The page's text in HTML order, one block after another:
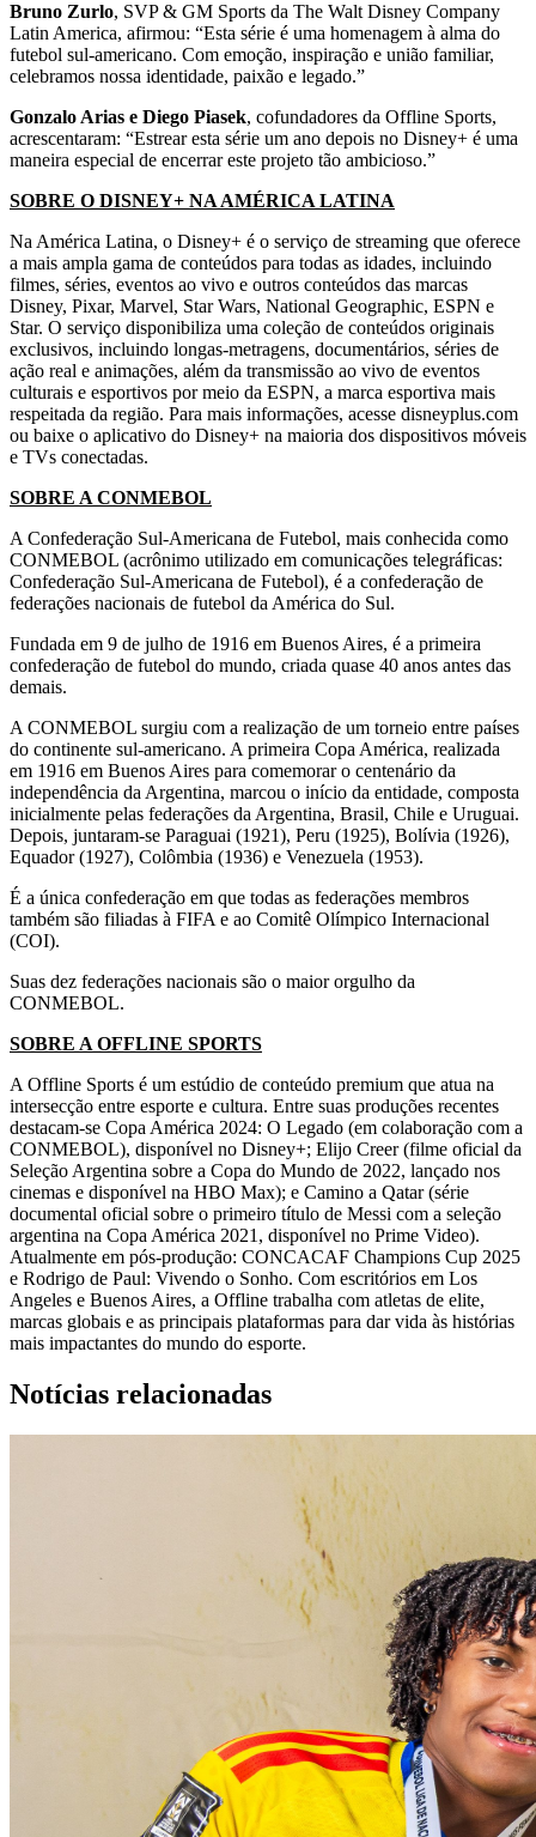
Bruno Zurlo, SVP & GM Sports da The Walt Disney Company
Latin America, afirmou: “Esta série é uma homenagem à alma do
futebol sul-americano. Com emoção, inspiração e união familiar,
celebramos nossa identidade, paixão e legado.”
Gonzalo Arias e Diego Piasek, cofundadores da Offline Sports,
acrescentaram: “Estrear esta série um ano depois no Disney+ é uma
maneira especial de encerrar este projeto tão ambicioso.”
SOBRE O DISNEY+ NA AMÉRICA LATINA
Na América Latina, o Disney+ é o serviço de streaming que oferece
a mais ampla gama de conteúdos para todas as idades, incluindo
filmes, séries, eventos ao vivo e outros conteúdos das marcas
Disney, Pixar, Marvel, Star Wars, National Geographic, ESPN e
Star. O serviço disponibiliza uma coleção de conteúdos originais
exclusivos, incluindo longas-metragens, documentários, séries de
ação real e animações, além da transmissão ao vivo de eventos
culturais e esportivos por meio da ESPN, a marca esportiva mais
respeitada da região. Para mais informações, acesse disneyplus.com
ou baixe o aplicativo do Disney+ na maioria dos dispositivos móveis
e TVs conectadas.
SOBRE A CONMEBOL
A Confederação Sul-Americana de Futebol, mais conhecida como
CONMEBOL (acrônimo utilizado em comunicações telegráficas:
Confederação Sul-Americana de Futebol), é a confederação de
federações nacionais de futebol da América do Sul.
Fundada em 9 de julho de 1916 em Buenos Aires, é a primeira
confederação de futebol do mundo, criada quase 40 anos antes das
demais.
A CONMEBOL surgiu com a realização de um torneio entre países
do continente sul-americano. A primeira Copa América, realizada
em 1916 em Buenos Aires para comemorar o centenário da
independência da Argentina, marcou o início da entidade, composta
inicialmente pelas federações da Argentina, Brasil, Chile e Uruguai.
Depois, juntaram-se Paraguai (1921), Peru (1925), Bolívia (1926),
Equador (1927), Colômbia (1936) e Venezuela (1953).
É a única confederação em que todas as federações membros
também são filiadas à FIFA e ao Comitê Olímpico Internacional
(COI).
Suas dez federações nacionais são o maior orgulho da
CONMEBOL.
SOBRE A OFFLINE SPORTS
A Offline Sports é um estúdio de conteúdo premium que atua na
intersecção entre esporte e cultura. Entre suas produções recentes
destacam-se Copa América 2024: O Legado (em colaboração com a
CONMEBOL), disponível no Disney+; Elijo Creer (filme oficial da
Seleção Argentina sobre a Copa do Mundo de 2022, lançado nos
cinemas e disponível na HBO Max); e Camino a Qatar (série
documental oficial sobre o primeiro título de Messi com a seleção
argentina na Copa América 2021, disponível no Prime Video).
Atualmente em pós-produção: CONCACAF Champions Cup 2025
e Rodrigo de Paul: Vivendo o Sonho. Com escritórios em Los
Angeles e Buenos Aires, a Offline trabalha com atletas de elite,
marcas globais e as principais plataformas para dar vida às histórias
mais impactantes do mundo do esporte.
Notícias relacionadas